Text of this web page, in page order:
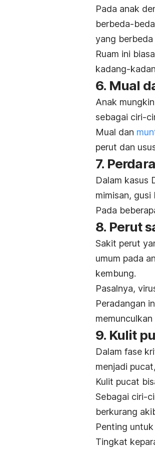
Pada anak
berbeda-
yang berbeda
Ruam ini
kadang-
6. Mual
Anak
sebagai ciri-
Mual dan
perut dan
7.
Dalam kasus
mimisan, gusi
Pada
8. Perut
Sakit perut
umum pada
kembung.
Pasalnya,
Peradangan
9. Kulit
Dalam fase
menjadi
Kulit pucat
Sebagai ciri-
berkurang
Penting
Tingkat